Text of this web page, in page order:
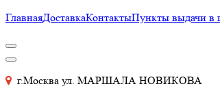
ГлавнаяДоставкаКонтактыПункты выдачи в
г.Москва ул. МАРШАЛА НОВИКОВА